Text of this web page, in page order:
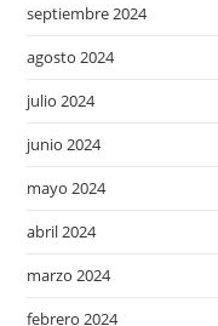
septiembre 2024
agosto 2024
julio 2024
junio 2024
mayo 2024
abril 2024
marzo 2024
febrero 2024